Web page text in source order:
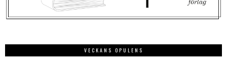
VECKANS OPULENS